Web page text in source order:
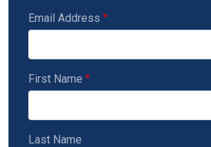
Email Address
First Name
Last Name